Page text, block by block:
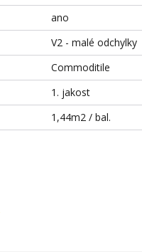
ano
V2 - malé odchylky
Commoditile
1. jakost
1,44m2 / bal.